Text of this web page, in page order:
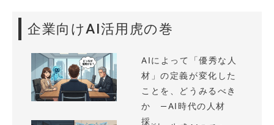
企業向けAI活用虎の巻
AIによって「優秀な人
材」の定義が変化した
ことを、どうみるべき
か —AI時代の人材
採...